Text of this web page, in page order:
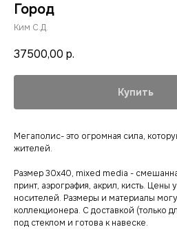
Город
Ким С.Д.
37500,00 р.
Купить
Мегаполис- это огромная сила,
жителей.
Размер 30х40, mixed media -
принт, аэрография, акрил, кисть. Цены
носителей. Размеры и материалы
коллекционера. С доставкой (только
под стеклом и готова к навеске.